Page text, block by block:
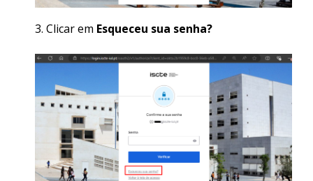
Clicar em Esqueceu sua senha?